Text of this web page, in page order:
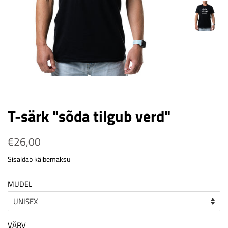
T-särk "sõda tilgub verd"
Tavahind
€26,00
Sisaldab käibemaksu
MUDEL
VÄRV